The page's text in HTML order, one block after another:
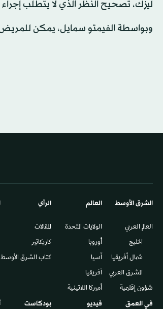
ليزك، تصحيح النظر الذي لا يتطلب
وبواسطة الفيمتو سمايل، يمكن
الشرق الأوسط​
العالم العربي
الخليج
شمال أفريقيا
المشرق العربي
شؤون إقليمية
العالم
الولايات المتحدة
أوروبا
آسيا
أفريقيا
أميركا اللاتينية
الرأي
المقالات
كاريكاتير
كتاب الشرق الأوسط
في العمق فيديو بودكاست